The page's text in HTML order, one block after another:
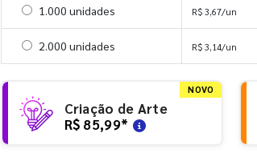
Selecionar 1000 unidades
1.000 unidades R$ 3,67/un
Selecionar 2000 unidades
2.000 unidades R$ 3,14/un
NOVO
Criação de Arte
R$ 85,99*